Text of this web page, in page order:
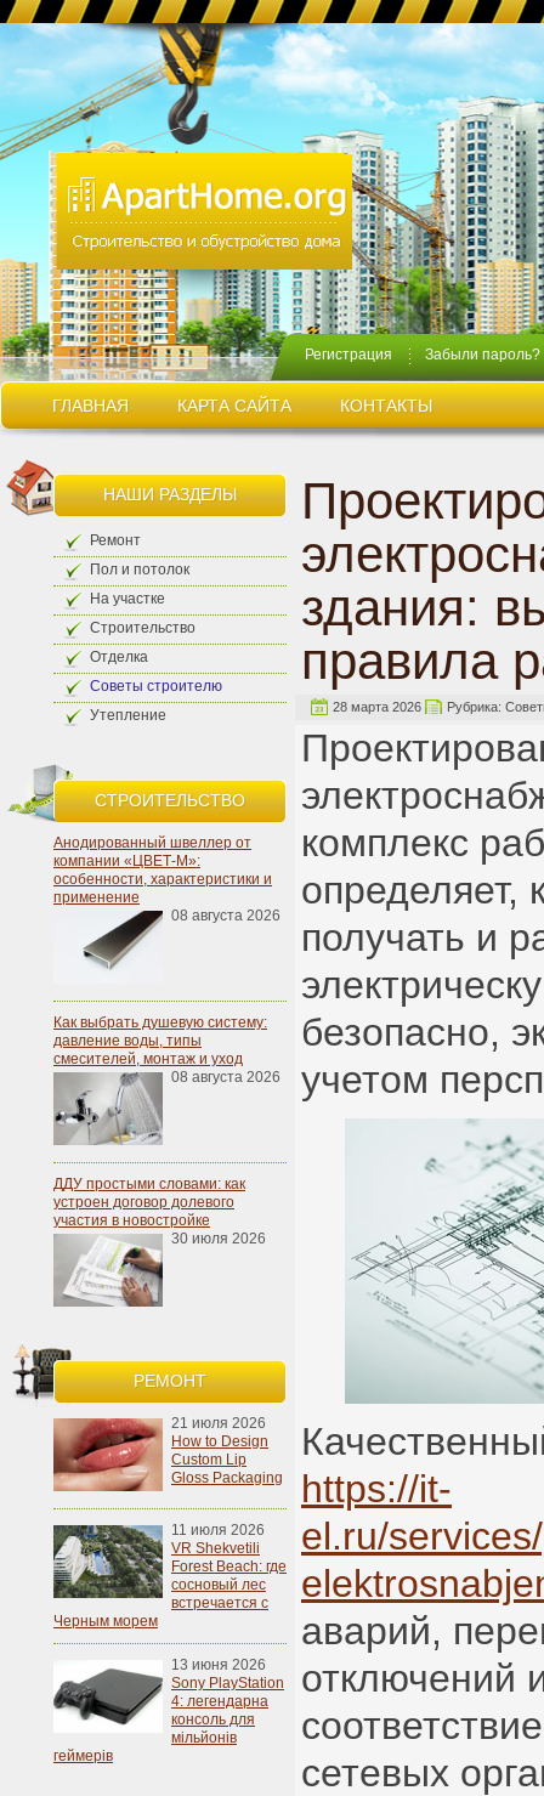
Регистрация Забыли пароль?
ГЛАВНАЯ КАРТА САЙТА КОНТАКТЫ
НАШИ РАЗДЕЛЫ
Ремонт
Пол и потолок
На участке
Строительство
Отделка
Советы строителю
Утепление
СТРОИТЕЛЬСТВО
Анодированный швеллер от
компании «ЦВЕТ-М»:
особенности, характеристики и
применение
08 августа 2026
Как выбрать душевую систему:
давление воды, типы
смесителей, монтаж и уход
08 августа 2026
ДДУ простыми словами: как
устроен договор долевого
участия в новостройке
30 июля 2026
РЕМОНТ
21 июля 2026
How to Design
Custom Lip
Gloss Packaging
11 июля 2026
VR Shekvetili
Forest Beach: где
сосновый лес
встречается с
Черным морем
13 июня 2026
Sony PlayStation
4: легендарна
консоль для
мільйонів
геймерів
здания:
правила
28 марта 2026 Рубрика:
комплекс
определяет,
получать и
безопасно,
учетом
https://it-
el.ru/
аварий,
отключений
сетевых